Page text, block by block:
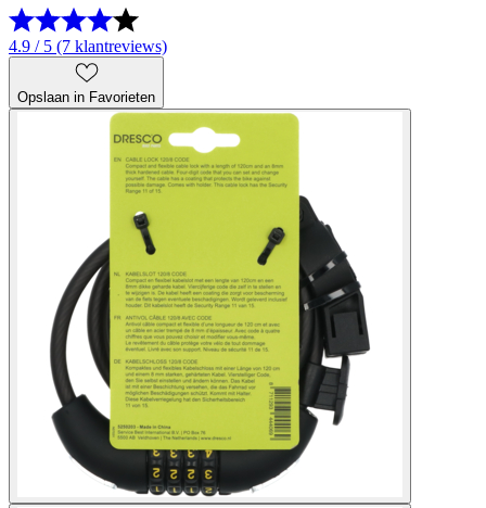
4.9 / 5 (7 klantreviews)
Opslaan in Favorieten